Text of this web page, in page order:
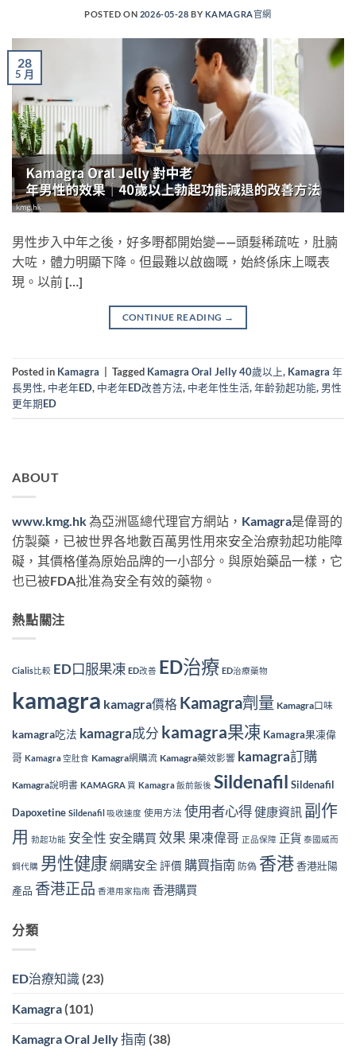
POSTED ON 2026-05-28 BY KAMAGRA官網
28
5 月
男性步入中年之後，好多嘢都開始變——頭髮稀疏咗，肚腩
大咗，體力明顯下降。但最難以啟齒嘅，始終係床上嘅表
現。以前 […]
CONTINUE READING →
Posted in Kamagra Tagged Kamagra Oral Jelly 40歲以上, Kamagra 年
長男性, 中老年ED, 中老年ED改善方法, 中老年性生活,年齡勃起功能, 男性
更年期ED
ABOUT
www.kmg.hk為亞洲區總代理官方網站， Kamagra是偉哥的
仿製藥，已被世界各地數百萬男性用來安全治療勃起功能障
礙，其價格僅為原始品牌的一小部分。與原始藥品一樣，它
也已被FDA批准為安全有效的藥物。
熱點關注
Cialis比較 ED口服果凍 ED改善 ED治療 ED治療藥物
kamagra kamagra價格 Kamagra劑量 Kamagra口味
kamagra吃法 kamagra成分 kamagra果凍 Kamagra果凍偉
哥 Kamagra 空肚食 Kamagra網購流 Kamagra藥效影響 kamagra訂購
Kamagra說明書 KAMAGRA 買 Kamagra 飯前飯後 Sildenafil Sildenafil
Dapoxetine Sildenafil 吸收速度 使用方法 使用者心得健康資訊 副作
用 勃起功能 安全性 安全購買 效果 果凍偉哥 正品保障 正貨 泰國威而
鋼代購 男性健康網購安全評價 購買指南 防偽 香港香港壯陽
產品 香港正品 香港用家指南 香港購買
分類
ED治療知識 (23)
Kamagra (101)
Kamagra Oral Jelly 指南 (38)